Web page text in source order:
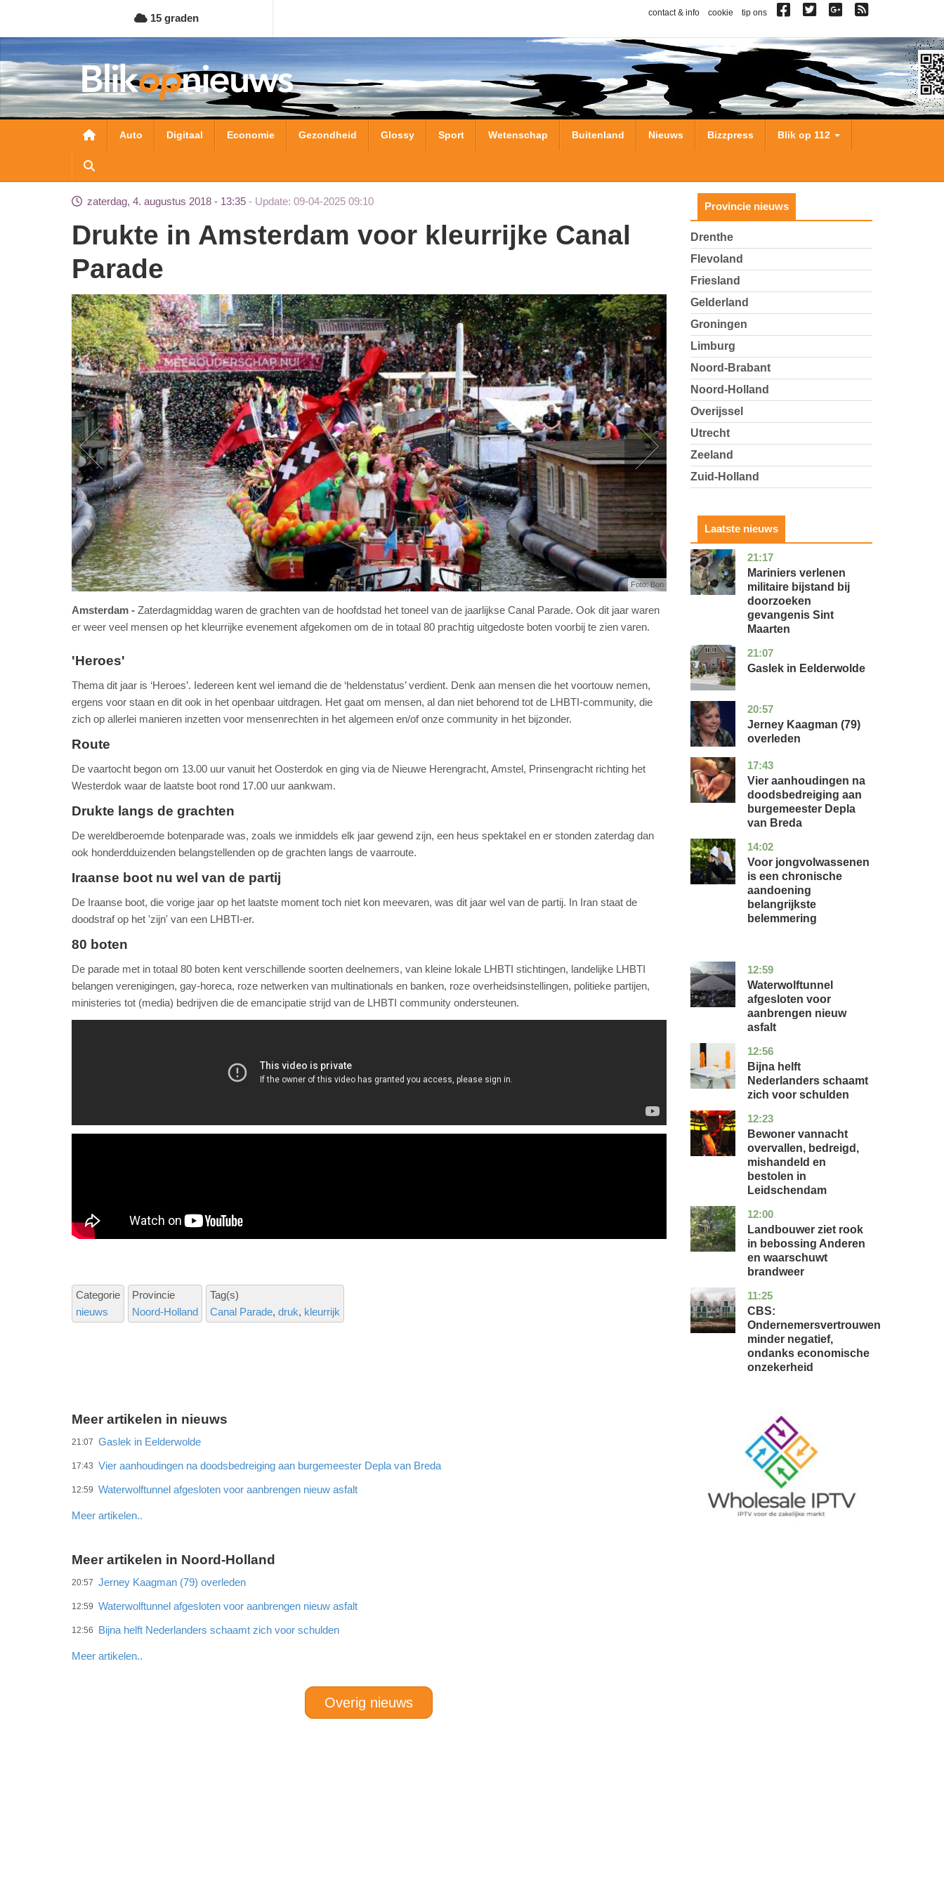
naar
de
inhoud
gaan
15 graden contact & info cookie tip ons
Hoofdnavigatie
Auto Digitaal Economie Gezondheid Glossy Sport Wetenschap Buitenland Nieuws Bizzpress Blik op 112
zaterdag, 4. augustus 2018 - 13:35 Update: 09-04-2025 09:10
Drukte in Amsterdam voor kleurrijke Canal
Parade
Foto: Bon
Amsterdam
Zaterdagmiddag waren de grachten van de hoofdstad het toneel van de jaarlijkse Canal Parade. Ook dit jaar waren
er weer veel mensen op het kleurrijke evenement afgekomen om de in totaal 80 prachtig uitgedoste boten voorbij te zien varen.
'Heroes'
Thema dit jaar is ‘Heroes’. Iedereen kent wel iemand die de ‘heldenstatus’ verdient. Denk aan mensen die het voortouw nemen,
ergens voor staan en dit ook in het openbaar uitdragen. Het gaat om mensen, al dan niet behorend tot de LHBTI-community, die
zich op allerlei manieren inzetten voor mensenrechten in het algemeen en/of onze community in het bijzonder.
Route
De vaartocht begon om 13.00 uur vanuit het Oosterdok en ging via de Nieuwe Herengracht, Amstel, Prinsengracht richting het
Westerdok waar de laatste boot rond 17.00 uur aankwam.
Drukte langs de grachten
De wereldberoemde botenparade was, zoals we inmiddels elk jaar gewend zijn, een heus spektakel en er stonden zaterdag dan
ook honderdduizenden belangstellenden op de grachten langs de vaarroute.
Iraanse boot nu wel van de partij
De Iraanse boot, die vorige jaar op het laatste moment toch niet kon meevaren, was dit jaar wel van de partij. In Iran staat de
doodstraf op het 'zijn' van een LHBTI-er.
80 boten
De parade met in totaal 80 boten kent verschillende soorten deelnemers, van kleine lokale LHBTI stichtingen, landelijke LHBTI
belangen verenigingen, gay-horeca, roze netwerken van multinationals en banken, roze overheidsinstellingen, politieke partijen,
ministeries tot (media) bedrijven die de emancipatie strijd van de LHBTI community ondersteunen.
Categorie
nieuws
Provincie
Noord-Holland
Tag(s)
Canal Parade druk kleurrijk
Meer artikelen in nieuws
21:07 Gaslek in Eelderwolde
17:43 Vier aanhoudingen na doodsbedreiging aan burgemeester Depla van Breda
12:59 Waterwolftunnel afgesloten voor aanbrengen nieuw asfalt
Meer artikelen..
Meer artikelen in Noord-Holland
20:57 Jerney Kaagman (79) overleden
12:59 Waterwolftunnel afgesloten voor aanbrengen nieuw asfalt
12:56 Bijna helft Nederlanders schaamt zich voor schulden
Meer artikelen..
Overig nieuws
Provincie nieuws
Drenthe
Flevoland
Friesland
Gelderland
Groningen
Limburg
Noord-Brabant
Noord-Holland
Overijssel
Utrecht
Zeeland
Zuid-Holland
Laatste nieuws
21:17
buitenland
Mariniers verlenen
militaire bijstand bij
doorzoeken
gevangenis Sint
Maarten
21:07
drenthe
nieuws
Gaslek in Eelderwolde
20:57
noord-
glossy
Jerney Kaagman (79)
overleden
17:43
noord-
brabant
nieuws
Vier aanhoudingen na
doodsbedreiging aan
burgemeester Depla
van Breda
14:02
utrecht
gezondheid
Voor jongvolwassenen
is een chronische
aandoening
belangrijkste
belemmering
12:59
noord-
holland
nieuws
Waterwolftunnel
afgesloten voor
aanbrengen nieuw
asfalt
12:56
noord-
holland
economie
Bijna helft
Nederlanders schaamt
zich voor schulden
12:23
zuid-
holland
nieuws
Bewoner vannacht
overvallen, bedreigd,
mishandeld en
bestolen in
Leidschendam
12:00
drenthe
nieuws
Landbouwer ziet rook
in bebossing Anderen
en waarschuwt
brandweer
11:25
zuid-
holland
economie
CBS:
Ondernemersvertrouwen
minder negatief,
ondanks economische
onzekerheid